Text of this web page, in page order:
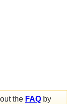
the FAQ by